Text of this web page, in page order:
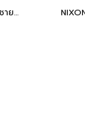
Nixon NX-A1245005-00 นาฬิกาผู้ชาย TIME TRACKER BLK WHIT